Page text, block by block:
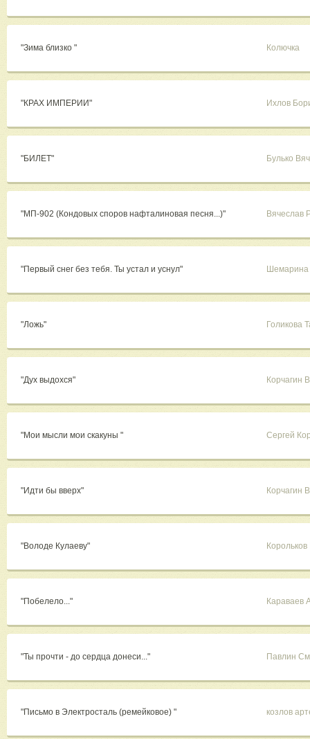
"Зима близко " Колючка
"КРАХ ИМПЕРИИ" Ихлов
"БИЛЕТ" Булько
"МП-902 (Кондовых споров нафталиновая песня...)" Вячеслав
"Первый снег без тебя. Ты устал и уснул" Шемарина
"Ложь" Голикова
"Дух выдохся" Корчагин
"Мои мысли мои скакуны " Сергей
"Идти бы вверх" Корчагин
"Володе Кулаеву" Корольков
"Побелело..." Караваев
"Ты прочти - до сердца донеси..." Павлин
"Письмо в Электросталь (ремейковое) " козлов